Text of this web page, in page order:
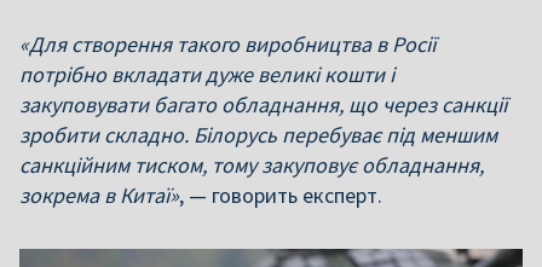
«Для створення такого виробництва в Росії
потрібно вкладати дуже великі кошти і
закуповувати багато обладнання, що через санкції
зробити складно. Білорусь перебуває під меншим
санкційним тиском, тому закуповує обладнання,
зокрема в Китаї», — говорить експерт.